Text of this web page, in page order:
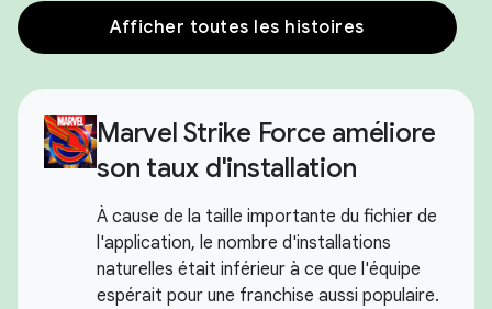
Afficher toutes les histoires
Marvel Strike Force améliore
son taux d'installation
À cause de la taille importante du fichier de
l'application, le nombre d'installations
naturelles était inférieur à ce que l'équipe
espérait pour une franchise aussi populaire.